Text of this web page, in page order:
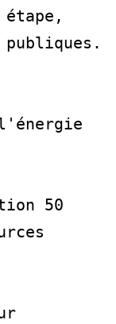
étape,
publiques.
l'énergie